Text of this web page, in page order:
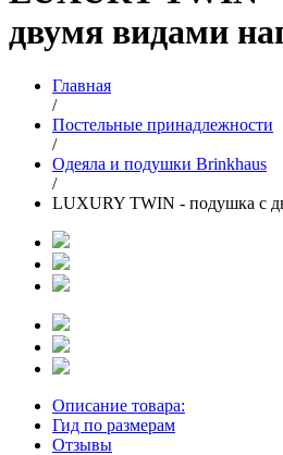
двумя видами
Главная
/
Постельные принадлежности
/
Одеяла и подушки Brinkhaus
/
LUXURY TWIN - подушка с
Описание товара:
Гид по размерам
Отзывы